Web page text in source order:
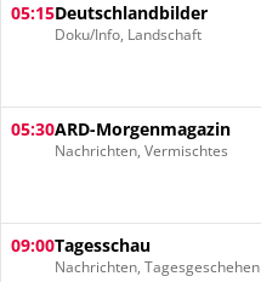
05:15Deutschlandbilder
Doku/Info, Landschaft
05:30ARD-Morgenmagazin
Nachrichten, Vermischtes
09:00Tagesschau
Nachrichten, Tagesgeschehen